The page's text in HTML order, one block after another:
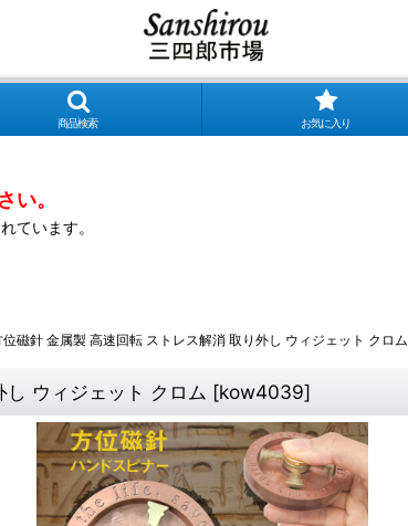
商品検索 お気に入り
い。
ています。
磁針 金属製 高速回転 ストレス解消 取り外し ウィジェット クロム
ウィジェット クロム [kow4039]